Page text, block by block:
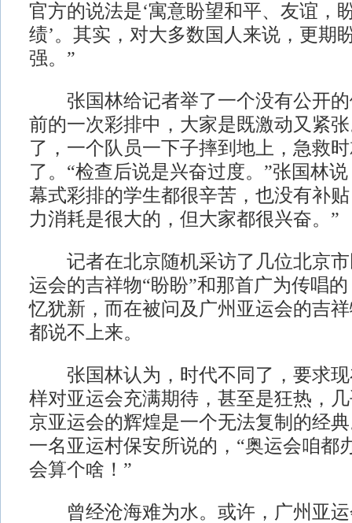
官方的说法是‘寓意盼望和平、友谊，
绩’。其实，对大多数国人来说，更期
强。”
张国林给记者举了一个没有公开的
前的一次彩排中，大家是既激动又紧
了，一个队员一下子摔到地上，急救
了。“检查后说是兴奋过度。”张国林
幕式彩排的学生都很辛苦，也没有补
力消耗是很大的，但大家都很兴奋。”
记者在北京随机采访了几位北京市
运会的吉祥物“盼盼”和那首广为传唱
忆犹新，而在被问及广州亚运会的吉
都说不上来。
张国林认为，时代不同了，要求现
样对亚运会充满期待，甚至是狂热，
京亚运会的辉煌是一个无法复制的经
一名亚运村保安所说的，“奥运会咱都
会算个啥！”
曾经沧海难为水。或许，广州亚运